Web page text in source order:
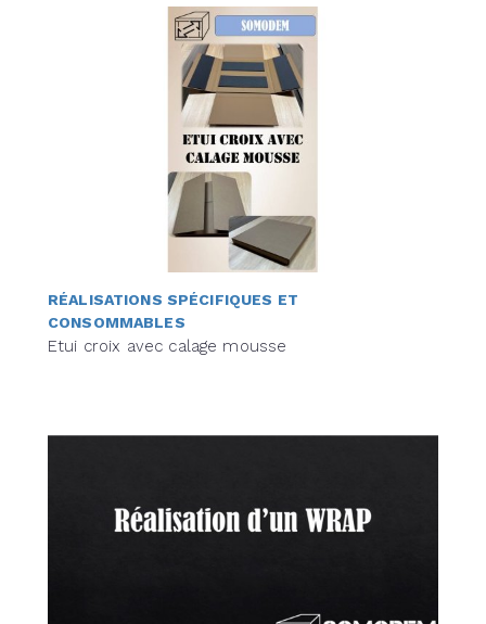
RÉALISATIONS SPÉCIFIQUES ET
CONSOMMABLES
Etui croix avec calage mousse